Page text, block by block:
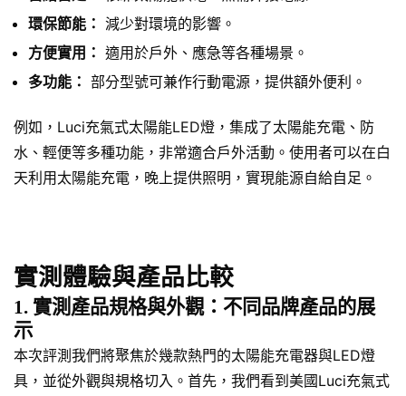
環保節能： 減少對環境的影響。
方便實用： 適用於戶外、應急等各種場景。
多功能： 部分型號可兼作行動電源，提供額外便利。
例如，Luci充氣式太陽能LED燈，集成了太陽能充電、防
水、輕便等多種功能，非常適合戶外活動。使用者可以在白
天利用太陽能充電，晚上提供照明，實現能源自給自足。
實測體驗與產品比較
1. 實測產品規格與外觀：不同品牌產品的展
示
本次評測我們將聚焦於幾款熱門的太陽能充電器與LED燈
具，並從外觀與規格切入。首先，我們看到美國Luci充氣式